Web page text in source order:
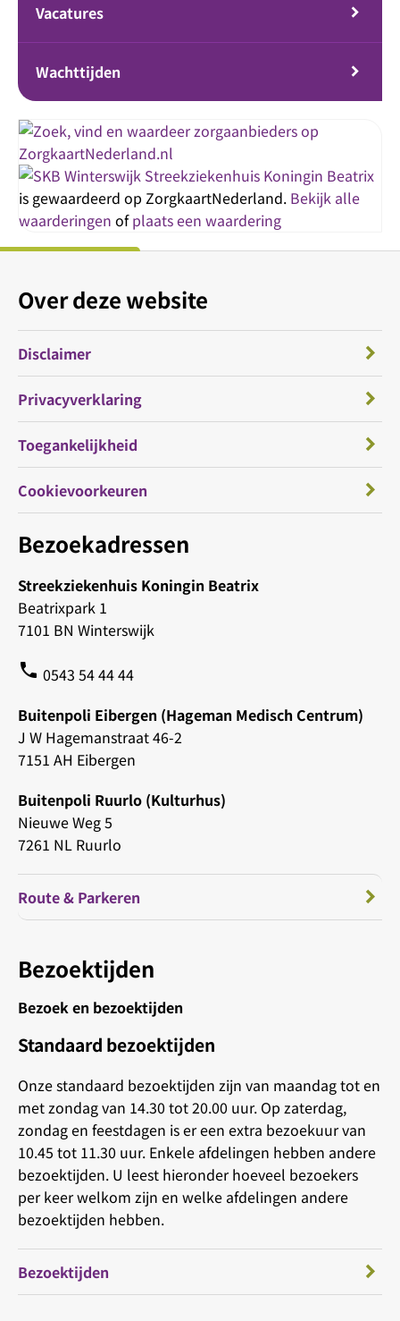
Vacatures
Wachttijden
Streekziekenhuis Koningin Beatrix
is gewaardeerd op ZorgkaartNederland. Bekijk alle
waarderingen ofplaats een waardering
Bezoekadressen
Streekziekenhuis Koningin Beatrix
Beatrixpark 1
7101 BN Winterswijk
phone 0543 54 44 44
Buitenpoli Eibergen (Hageman Medisch Centrum)
J W Hagemanstraat 46-2
7151 AH Eibergen
Buitenpoli Ruurlo (Kulturhus)
Nieuwe Weg 5
7261 NL Ruurlo
Route & Parkeren
Bezoektijden
Bezoek en bezoektijden
Standaard bezoektijden
Onze standaard bezoektijden zijn van maandag tot en
met zondag van 14.30 tot 20.00 uur. Op zaterdag,
zondag en feestdagen is er een extra bezoekuur van
10.45 tot 11.30 uur. Enkele afdelingen hebben andere
bezoektijden. U leest hieronder hoeveel bezoekers
per keer welkom zijn en welke afdelingen andere
bezoektijden hebben.
Bezoektijden
Over deze website
Disclaimer
Privacyverklaring
Toegankelijkheid
Cookievoorkeuren